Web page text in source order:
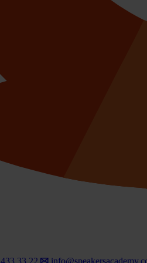
33 22